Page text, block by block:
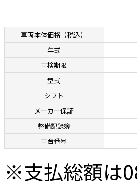
車両本体価格 （税込）
年式
車検期限
型式
シフト
メーカー保証
整備記録簿
車台番号
※⽀払総額は